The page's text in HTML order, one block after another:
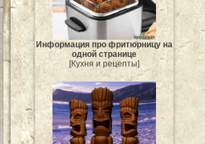
Информация про фритюрницу на
одной странице
[Кухня и рецепты]